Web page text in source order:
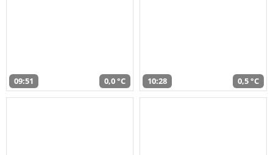
09:51 0,0 °C 10:28 0,5 °C